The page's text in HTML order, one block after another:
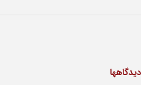
دیدگاهها